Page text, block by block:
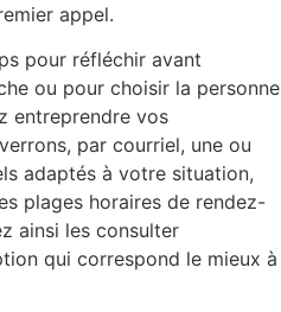
appel.
pour réfléchir avant
ou pour choisir la personne
entreprendre vos
par courriel, une ou
adaptés à votre situation,
plages horaires de rendez-
ainsi les consulter
qui correspond le mieux à